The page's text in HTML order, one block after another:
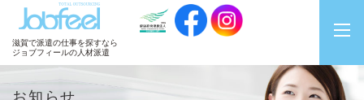
JobFeel
滋賀で派遣の仕事を探すなら
ジョブフィールの人材派遣
お知らせ